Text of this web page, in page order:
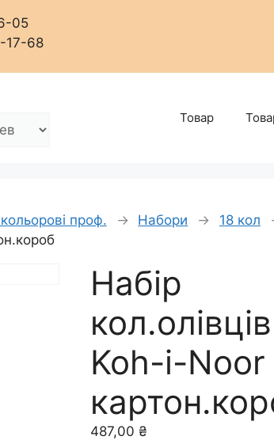
05
17-68
Товар
кольорові проф. → Набори → 18 кол
Набір
Koh-i-Noor
487,00 ₴